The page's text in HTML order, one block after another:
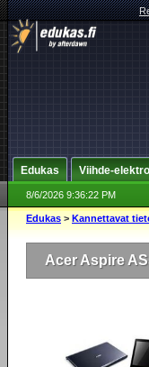
Edukas Viihde-
8/6/2026 9:36:22 PM
Edukas > Kannettavat
Acer Aspire